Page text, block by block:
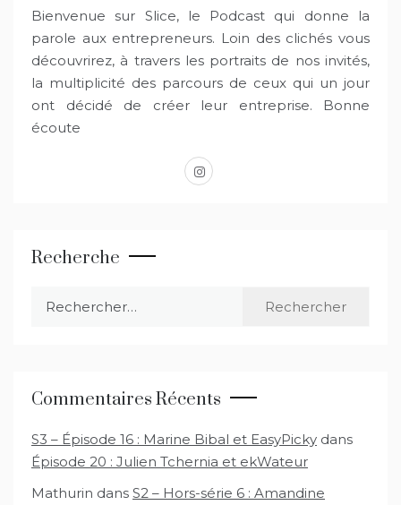
Bienvenue sur Slice, le Podcast qui donne la
parole aux entrepreneurs. Loin des clichés vous
découvrirez, à travers les portraits de nos invités,
la multiplicité des parcours de ceux qui un jour
ont décidé de créer leur entreprise. Bonne
écoute
instagram
Recherche
Commentaires Récents
S3 – Épisode 16 : Marine Bibal et EasyPicky dans
Épisode 20 : Julien Tchernia et ekWateur
Mathurin dans S2 – Hors-série 6 : Amandine